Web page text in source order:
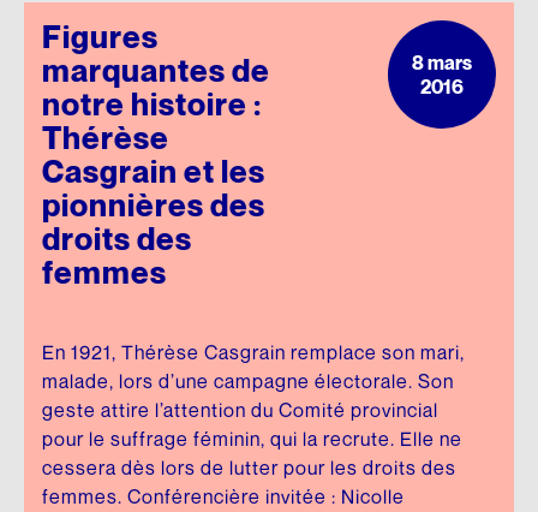
Figures
marquantes de
notre histoire :
Thérèse
Casgrain et les
pionnières des
droits des
femmes
En 1921, Thérèse Casgrain remplace son mari,
malade, lors d’une campagne électorale. Son
geste attire l’attention du Comité provincial
pour le suffrage féminin, qui la recrute. Elle ne
cessera dès lors de lutter pour les droits des
femmes. Conférencière invitée : Nicolle
8 mars
2016